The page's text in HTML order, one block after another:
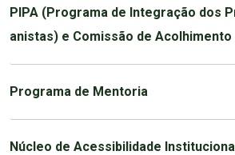
PIPA (Programa de Integração dos
anistas) e Comissão de Acolhimento
Programa de Mentoria
Núcleo de Acessibilidade